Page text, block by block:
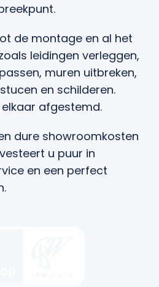
de montage en al het
leidingen verleggen,
muren uitbreken,
en schilderen.
afgestemd.
dure showroomkosten
u puur in
en een perfect